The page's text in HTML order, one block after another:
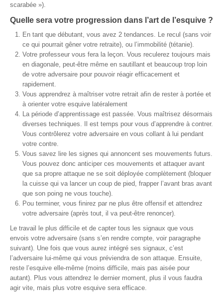
scarabée »).
Quelle sera votre progression dans l’art de l’esquive ?
En tant que débutant, vous avez 2 tendances. Le recul (sans voir
ce qui pourrait gêner votre retraite), ou l’immobilité (tétanie).
Votre professeur vous fera la leçon. Vous reculerez toujours mais
en diagonale, peut-être même en sautillant et beaucoup trop loin
de votre adversaire pour pouvoir réagir efficacement et
rapidement.
Vous apprendrez à maîtriser votre retrait afin de rester à portée et
à orienter votre esquive latéralement
La période d’apprentissage est passée. Vous maîtrisez désormais
diverses techniques. Il est temps pour vous d’apprendre à contrer.
Vous contrôlerez votre adversaire en vous collant à lui pendant
votre contre.
Vous savez lire les signes qui annoncent ses mouvements futurs.
Vous pouvez donc anticiper ces mouvements et attaquer avant
que sa propre attaque ne se soit déployée complètement (bloquer
la cuisse qui va lancer un coup de pied, frapper l’avant bras avant
que son poing ne vous touche).
Pou terminer, vous finirez par ne plus être offensif et attendrez
votre adversaire (après tout, il va peut-être renoncer).
Le travail le plus difficile et de capter tous les signaux que vous
envois votre adversaire (sans s’en rendre compte, voir paragraphe
suivant). Une fois que vous aurez intégré ses signaux, c’est
l’adversaire lui-même qui vous préviendra de son attaque. Ensuite,
reste l’esquive elle-même (moins difficile, mais pas aisée pour
autant). Plus vous attendrez le dernier moment, plus il vous faudra
agir vite, mais plus votre esquive sera efficace.